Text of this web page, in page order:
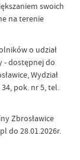
swoich
na terenie
o udział
- dostępnej do
Wydział
pok. nr 5, tel.
Zbrosławice
do 28.01.2026r.